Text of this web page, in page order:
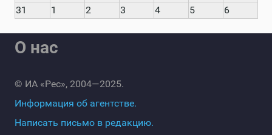
31
1 2 3 4 5 6
О нас
© ИА «Рес», 2004—2025.
Информация об агентстве.
Написать письмо в редакцию.